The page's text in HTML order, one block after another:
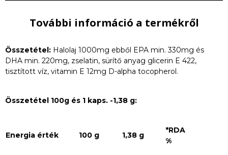
További információ a termékről
Összetétel: Halolaj 1000mg ebből EPA min. 330mg és
DHA min. 220mg, zselatin, sürítő anyag glicerin E 422,
tisztított víz, vitamin E 12mg D-alpha tocopherol.
Összetétel 100g és 1 kaps. -1,38 g:
Energia érték 100 g 1,38 g
*RDA
%